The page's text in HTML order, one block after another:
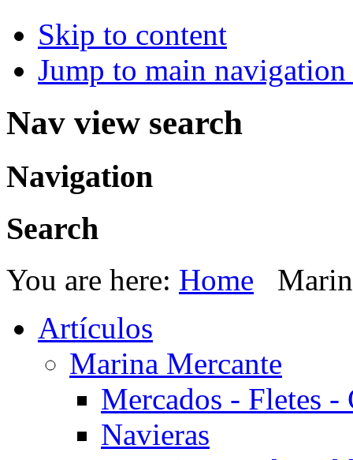
Skip to content
Jump to main
Nav view search
Navigation
Search
You are here: Home
Artículos
Marina Mercante
Mercados - Fletes -
Navieras